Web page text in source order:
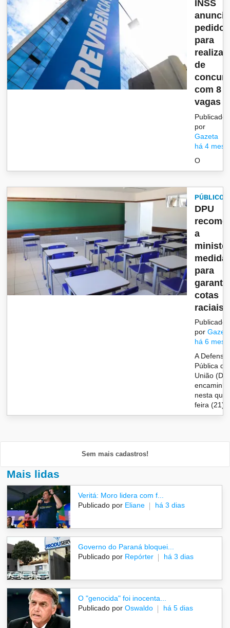
INSS
anuncia
pedido
para
de
com 8
vagas
Publicado
por
Gazeta
há 4
O
PÚBLICO
DPU
a
para
garantir
cotas
raciais
Publicado
por
há 6
A
Pública da
União
nesta
feira (21)
Sem mais cadastros!
Mais lidas
Veritá: Moro lidera com f...
Publicado por Eliane há 3 dias
Governo do Paraná bloquei...
Publicado por Repórter há 3 dias
O "genocida" foi inocenta...
Publicado por Oswaldo há 5 dias